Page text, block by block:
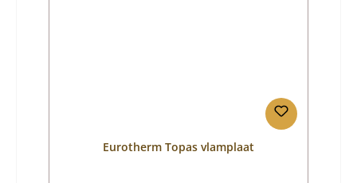
Eurotherm Topas vlamplaat